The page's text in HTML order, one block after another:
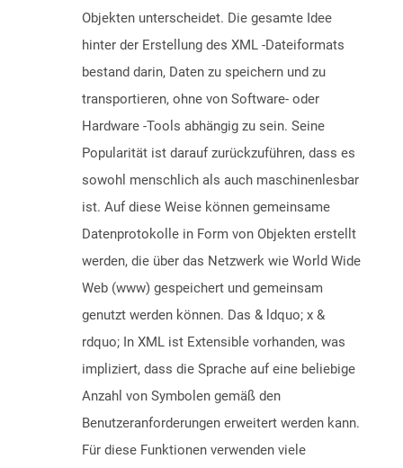
Objekten unterscheidet. Die gesamte Idee
hinter der Erstellung des XML -Dateiformats
bestand darin, Daten zu speichern und zu
transportieren, ohne von Software- oder
Hardware -Tools abhängig zu sein. Seine
Popularität ist darauf zurückzuführen, dass es
sowohl menschlich als auch maschinenlesbar
ist. Auf diese Weise können gemeinsame
Datenprotokolle in Form von Objekten erstellt
werden, die über das Netzwerk wie World Wide
Web (www) gespeichert und gemeinsam
genutzt werden können. Das & ldquo; x &
rdquo; In XML ist Extensible vorhanden, was
impliziert, dass die Sprache auf eine beliebige
Anzahl von Symbolen gemäß den
Benutzeranforderungen erweitert werden kann.
Für diese Funktionen verwenden viele